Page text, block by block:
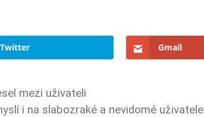
Twitter Gmail
mezi uživateli
i na slabozraké a nevidomé uživatele